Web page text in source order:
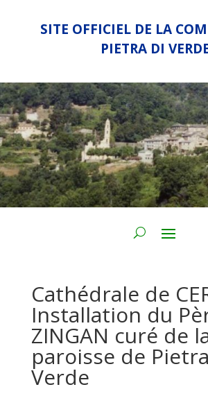
SITE OFFICIEL DE LA
PIETRA DI
Cathédrale de
Installation du
ZINGAN curé de
paroisse de
Verde